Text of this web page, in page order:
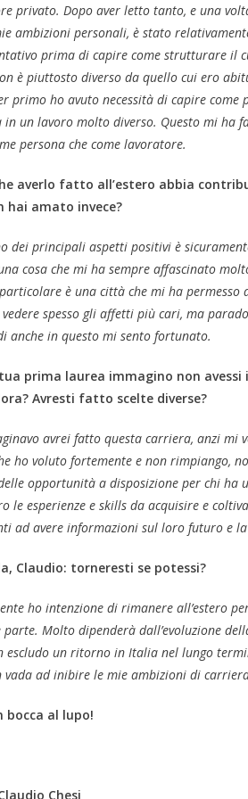
privato. Dopo aver letto tanto, e una
ambizioni personali, è stato
prima di capire come strutturare
è piuttosto diverso da quello cui ero
primo ho avuto necessità di capire
un lavoro molto diverso. Questo mi ha
persona che come lavoratore.
averlo fatto all’estero abbia
hai amato invece?
dei principali aspetti positivi è
cosa che mi ha sempre affascinato
è una città che mi ha
spesso gli affetti più cari, ma
anche in questo mi sento fortunato.
prima laurea immagino non
Avresti fatto scelte diverse?
avrei fatto questa carriera, anzi mi
ho voluto fortemente e non rimpiango,
opportunità a disposizione per chi
le esperienze e skills da acquisire e
ad avere informazioni sul loro futuro e
Claudio: torneresti se potessi?
ho intenzione di rimanere all’estero
Molto dipenderà dall’evoluzione
escludo un ritorno in Italia nel lungo
vada ad inibire le mie ambizioni di
bocca al lupo!
Chesi